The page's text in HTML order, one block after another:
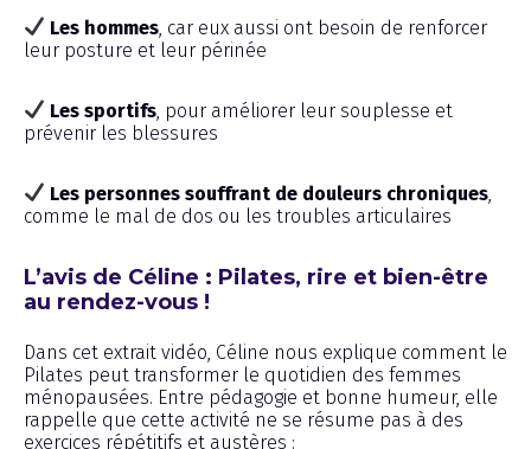
Les hommes , car eux aussi ont besoin de renforcer
leur posture et leur périnée
Les sportifs , pour améliorer leur souplesse et
prévenir les blessures
Les personnes souffrant de douleurs chroniques
comme le mal de dos ou les troubles articulaires
L’avis de Céline : Pilates, rire et bien-être
au rendez-vous !
Dans cet extrait vidéo, Céline nous explique comment le
Pilates peut transformer le quotidien des femmes
ménopausées. Entre pédagogie et bonne humeur, elle
rappelle que cette activité ne se résume pas à des
exercices répétitifs et austères :